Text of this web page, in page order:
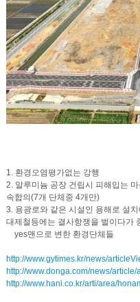
1. 환경오염평가없는 강행
2. 알루미늄 공장 건립시 피해입는
속합의(7개 단체중 4개만)
3. 용광로와 같은 시설인 용해로 설
대제철등에는 결사항쟁을 벌이다가
yes맨으로 변한 환경단체들
http://www.gytimes.kr/news/
http://www.donga.com/news/
http://www.hani.co.kr/arti/area/